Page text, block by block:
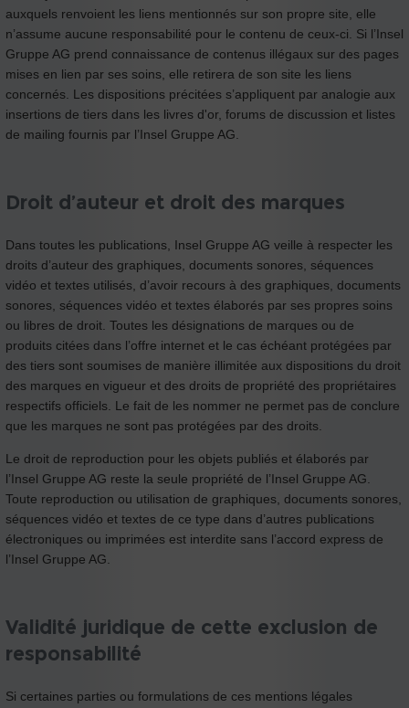
auxquels renvoient les liens mentionnés sur son propre site, elle
n’assume aucune responsabilité pour le contenu de ceux-ci. Si l’Insel
Gruppe AG prend connaissance de contenus illégaux sur des pages
mises en lien par ses soins, elle retirera de son site les liens
concernés. Les dispositions précitées s’appliquent par analogie aux
insertions de tiers dans les livres d'or, forums de discussion et listes
de mailing fournis par l’Insel Gruppe AG.
Droit d’auteur et droit des marques
Dans toutes les publications, Insel Gruppe AG veille à respecter les
droits d’auteur des graphiques, documents sonores, séquences
vidéo et textes utilisés, d’avoir recours à des graphiques, documents
sonores, séquences vidéo et textes élaborés par ses propres soins
ou libres de droit. Toutes les désignations de marques ou de
produits citées dans l’offre internet et le cas échéant protégées par
des tiers sont soumises de manière illimitée aux dispositions du droit
des marques en vigueur et des droits de propriété des propriétaires
respectifs officiels. Le fait de les nommer ne permet pas de conclure
que les marques ne sont pas protégées par des droits.
Le droit de reproduction pour les objets publiés et élaborés par
l’Insel Gruppe AG reste la seule propriété de l’Insel Gruppe AG.
Toute reproduction ou utilisation de graphiques, documents sonores,
séquences vidéo et textes de ce type dans d’autres publications
électroniques ou imprimées est interdite sans l’accord express de
l’Insel Gruppe AG.
Validité juridique de cette exclusion de
responsabilité
Si certaines parties ou formulations de ces mentions légales